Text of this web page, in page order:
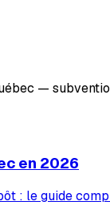
—
en 2026
: le guide